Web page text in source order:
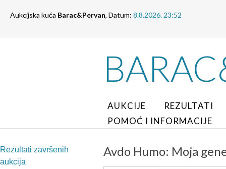
Aukcijska kuća Barac&Pervan, Datum: 8.8.2026. 23:52
AUKCIJE
REZULTATI
POMOĆ I INFORMACIJE
Rezultati završenih
aukcija
Avdo Humo: Moja